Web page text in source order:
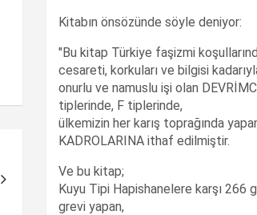
Kitabın önsözünde söyle deniyor:
"Bu kitap Türkiye faşizmi
cesareti, korkuları ve bilgisi
onurlu ve namuslu işi olan
tiplerinde, F tiplerinde,
ülkemizin her karış toprağında
KADROLARINA ithaf edilmiştir.
Ve bu kitap;
Kuyu Tipi Hapishanelere karşı 266
grevi yapan,